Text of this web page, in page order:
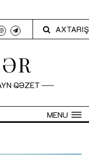
AXTARIŞ
QƏZET
MENU